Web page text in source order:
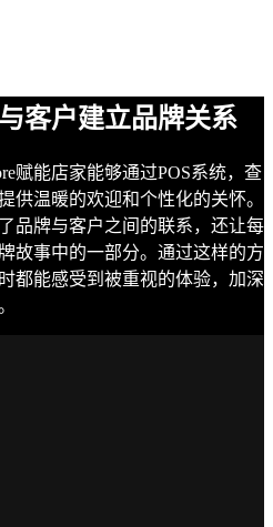
客户建立品牌关系
赋能店家能够通过POS系统，查
供温暖的欢迎和个性化的关怀。
品牌与客户之间的联系，还让每
故事中的一部分。通过这样的方
都能感受到被重视的体验，加深